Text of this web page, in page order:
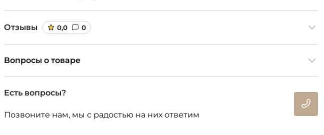
Отзывы 0,0 0
Вопросы о товаре
Есть вопросы?
Позвоните нам, мы с радостью на них ответим